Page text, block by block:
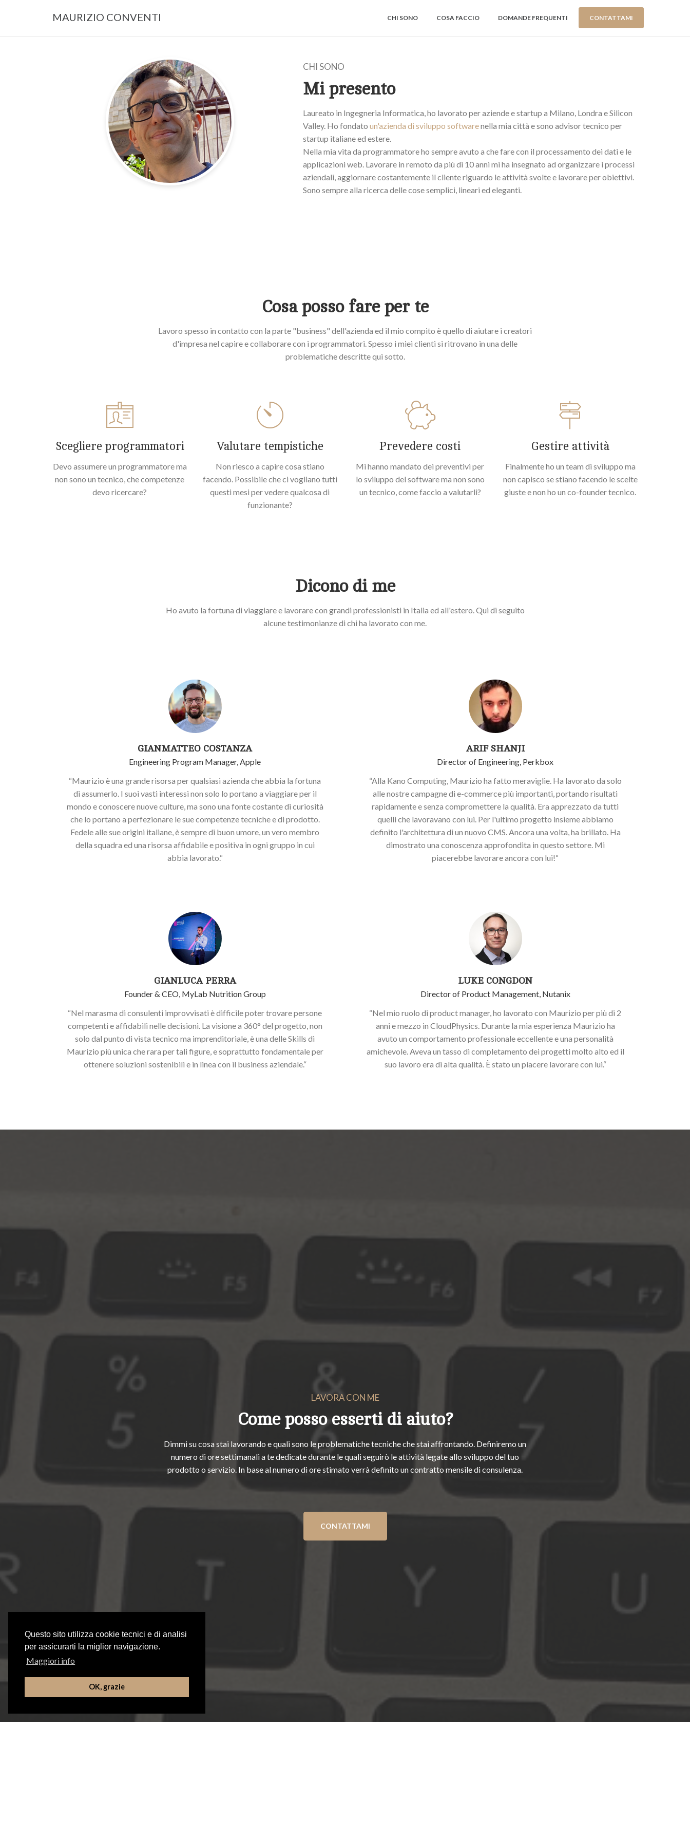
Questo sito utilizza cookie tecnici e di analisi
per assicurarti la miglior navigazione.
Maggiori info
OK, grazie
MAURIZIO CONVENTI CHI SONO COSA FACCIO DOMANDE FREQUENTI CONTATTAMI
CHI SONO
Mi presento
Laureato in Ingegneria Informatica, ho lavorato per aziende e startup a Milano, Londra e Silicon
Valley. Ho fondato un'azienda di sviluppo softwarenella mia città e sono advisor tecnico per
startup italiane ed estere.
Nella mia vita da programmatore ho sempre avuto a che fare con il processamento dei dati e le
applicazioni web. Lavorare in remoto da più di 10 anni mi ha insegnato ad organizzare i processi
aziendali, aggiornare costantemente il cliente riguardo le attività svolte e lavorare per obiettivi.
Sono sempre alla ricerca delle cose semplici, lineari ed eleganti.
Cosa posso fare per te
Lavoro spesso in contatto con la parte "business" dell'azienda ed il mio compito è quello di aiutare i creatori
d'impresa nel capire e collaborare con i programmatori. Spesso i miei clienti si ritrovano in una delle
problematiche descritte qui sotto.
Scegliere programmatori
Devo assumere un programmatore ma
non sono un tecnico, che competenze
devo ricercare?
Valutare tempistiche
Non riesco a capire cosa stiano
facendo. Possibile che ci vogliano tutti
questi mesi per vedere qualcosa di
funzionante?
Prevedere costi
Mi hanno mandato dei preventivi per
lo sviluppo del software ma non sono
un tecnico, come faccio a valutarli?
Gestire attività
Finalmente ho un team di sviluppo ma
non capisco se stiano facendo le scelte
giuste e non ho un co-founder tecnico.
Dicono di me
Ho avuto la fortuna di viaggiare e lavorare con grandi professionisti in Italia ed all'estero. Qui di seguito
alcune testimonianze di chi ha lavorato con me.
GIANMATTEO COSTANZA
Engineering Program Manager, Apple
“Maurizio è una grande risorsa per qualsiasi azienda che abbia la fortuna
di assumerlo. I suoi vasti interessi non solo lo portano a viaggiare per il
mondo e conoscere nuove culture, ma sono una fonte costante di curiosità
che lo portano a perfezionare le sue competenze tecniche e di prodotto.
Fedele alle sue origini italiane, è sempre di buon umore, un vero membro
della squadra ed una risorsa affidabile e positiva in ogni gruppo in cui
abbia lavorato.“
ARIF SHANJI
Director of Engineering, Perkbox
“Alla Kano Computing, Maurizio ha fatto meraviglie. Ha lavorato da solo
alle nostre campagne di e-commerce più importanti, portando risultati
rapidamente e senza compromettere la qualità. Era apprezzato da tutti
quelli che lavoravano con lui. Per l'ultimo progetto insieme abbiamo
definito l'architettura di un nuovo CMS. Ancora una volta, ha brillato. Ha
dimostrato una conoscenza approfondita in questo settore. Mi
piacerebbe lavorare ancora con lui!“
GIANLUCA PERRA
Founder & CEO, MyLab Nutrition Group
“Nel marasma di consulenti improvvisati è difficile poter trovare persone
competenti e affidabili nelle decisioni. La visione a 360° del progetto, non
solo dal punto di vista tecnico ma imprenditoriale, è una delle Skills di
Maurizio più unica che rara per tali figure, e soprattutto fondamentale per
ottenere soluzioni sostenibili e in linea con il business aziendale.“
LUKE CONGDON
Director of Product Management, Nutanix
“Nel mio ruolo di product manager, ho lavorato con Maurizio per più di 2
anni e mezzo in CloudPhysics. Durante la mia esperienza Maurizio ha
avuto un comportamento professionale eccellente e una personalità
amichevole. Aveva un tasso di completamento dei progetti molto alto ed il
suo lavoro era di alta qualità. È stato un piacere lavorare con lui.“
LAVORA CON ME
Come posso esserti di aiuto?
Dimmi su cosa stai lavorando e quali sono le problematiche tecniche che stai affrontando. Definiremo un
numero di ore settimanali a te dedicate durante le quali seguirò le attività legate allo sviluppo del tuo
prodotto o servizio. In base al numero di ore stimato verrà definito un contratto mensile di consulenza.
CONTATTAMI